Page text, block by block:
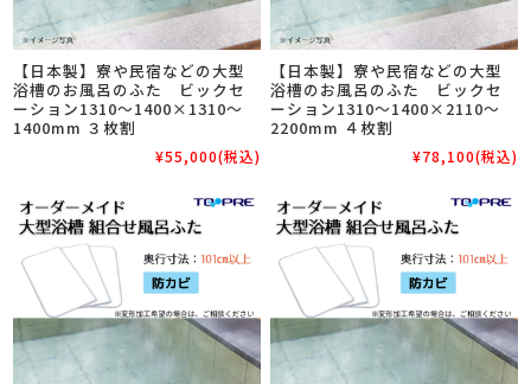
【日本製】寮や民宿などの大型
浴槽のお風呂のふた ビックセ
ーション1310～1400×1310～
1400mm ３枚割
¥55,000(税込)
【日本製】寮や民宿などの大型
浴槽のお風呂のふた ビックセ
ーション1310～1400×2110～
2200mm ４枚割
¥78,100(税込)